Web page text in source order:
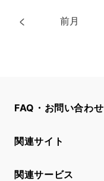
前月
FAQ・お問い合わせ
関連サイト
関連サービス